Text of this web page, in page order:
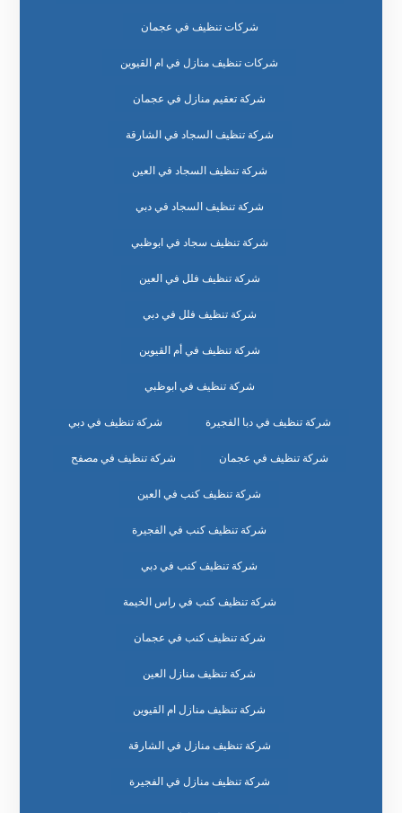
شركات تنظيف في عجمان
شركات تنظيف منازل في ام القيوين
شركة تعقيم منازل في عجمان
شركة تنظيف السجاد في الشارقة
شركة تنظيف السجاد في العين
شركة تنظيف السجاد في دبي
شركة تنظيف سجاد في ابوظبي
شركة تنظيف فلل في العين
شركة تنظيف فلل في دبي
شركة تنظيف في أم القيوين
شركة تنظيف في ابوظبي
شركة تنظيف في دبا الفجيرة شركة تنظيف في دبي
شركة تنظيف في عجمان شركة تنظيف في مصفح
شركة تنظيف كنب في العين
شركة تنظيف كنب في الفجيرة
شركة تنظيف كنب في دبي
شركة تنظيف كنب في راس الخيمة
شركة تنظيف كنب في عجمان
شركة تنظيف منازل العين
شركة تنظيف منازل ام القيوين
شركة تنظيف منازل في الشارقة
شركة تنظيف منازل في الفجيرة